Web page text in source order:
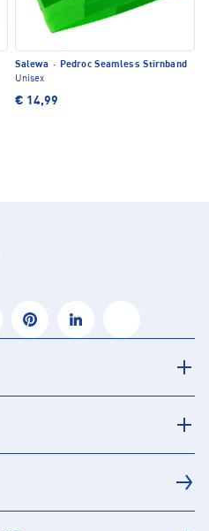
Salewa · Pedroc Seamless Stirnband
Unisex
€ 14,99